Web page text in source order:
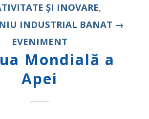
ȘI INOVARE,
INDUSTRIAL BANAT →
EVENIMENT
Mondială a
Apei